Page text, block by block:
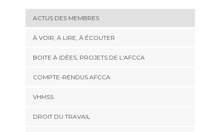
ACTUS DES MEMBRES
À VOIR, À LIRE, À ÉCOUTER
BOITE À IDÉES, PROJETS DE L'AFCCA
COMPTE-RENDUS AFCCA
VHMSS
DROIT DU TRAVAIL